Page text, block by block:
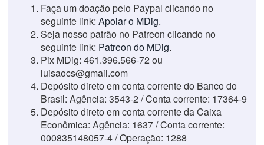
Faça um doação pelo Paypal clicando no
seguinte link: Apoiar o MDig.
Seja nosso patrão no Patreon clicando no
seguinte link: Patreon do MDig.
Pix MDig: 461.396.566-72 ou
luisaocs@gmail.com
Depósito direto em conta corrente do Banco do
Brasil: Agência: 3543-2 / Conta corrente: 17364-9
Depósito direto em conta corrente da Caixa
Econômica: Agência: 1637 / Conta corrente:
000835148057-4 / Operação: 1288